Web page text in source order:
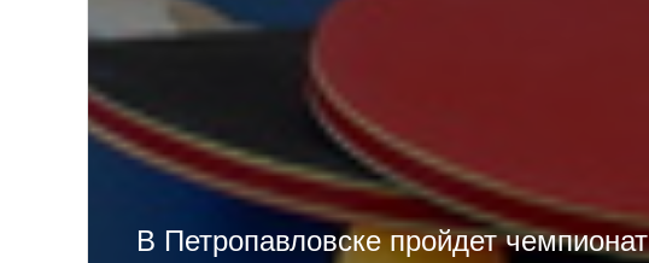
В Петропавловске пройдет чемпионат